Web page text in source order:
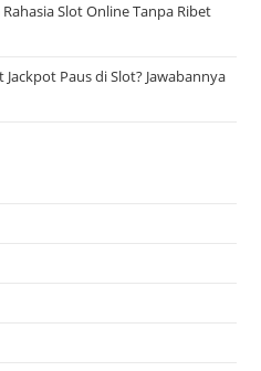
Slot Online Tanpa Ribet
Paus di Slot? Jawabannya